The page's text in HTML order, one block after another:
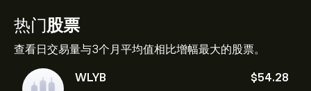
热门股票
查看日交易量与3个月平均值相比增幅最大的股票。
WLYB
‎$‎54.28